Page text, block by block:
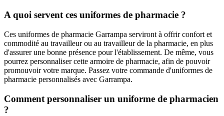
A quoi servent ces uniformes de pharmacie ?
Ces uniformes de pharmacie Garrampa serviront à offrir confort et
commodité au travailleur ou au travailleur de la pharmacie, en plus
d'assurer une bonne présence pour l'établissement. De même, vous
pourrez personnaliser cette armoire de pharmacie, afin de pouvoir
promouvoir votre marque. Passez votre commande d'uniformes de
pharmacie personnalisés avec Garrampa.
Comment personnaliser un uniforme de pharmacien
?